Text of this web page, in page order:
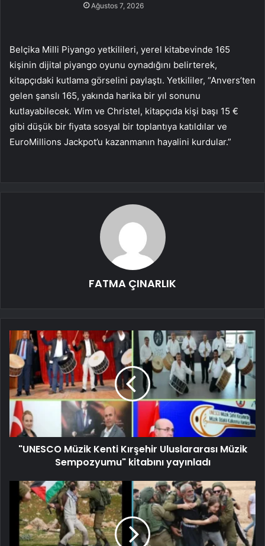
Ağustos 7, 2026
Belçika Milli Piyango yetkilileri, yerel kitabevinde 165
kişinin dijital piyango oyunu oynadığını belirterek,
kitapçıdaki kutlama görselini paylaştı. Yetkililer, “Anvers’ten
gelen şanslı 165, yakında harika bir yıl sonunu
kutlayabilecek. Wim ve Christel, kitapçıda kişi başı 15 €
gibi düşük bir fiyata sosyal bir toplantıya katıldılar ve
EuroMillions Jackpot’u kazanmanın hayalini kurdular.”
FATMA ÇINARLIK
"UNESCO Müzik Kenti Kırşehir Uluslararası Müzik
Sempozyumu" kitabını yayınladı